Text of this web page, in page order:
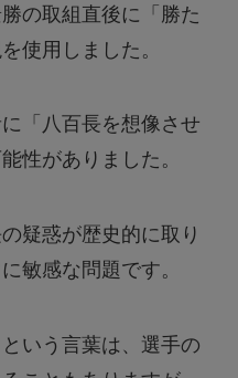
イナー契約の違いを徹底解
スで山火事発生！大谷翔平
の家は無事？
決勝、いい席を確保するに
に到着すべき？
子さんと桐山照史さんの匂
わせとは？
の取組直後に「勝た
使用しました。
「八百長を想像させ
性がありました。
疑惑が歴史的に取り
敏感な問題です。
いう言葉は、選手の